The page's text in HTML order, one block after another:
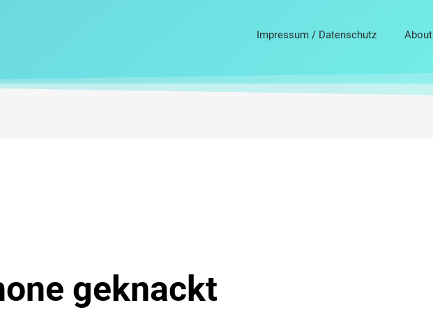
Impressum / Datenschutz About
geknackt